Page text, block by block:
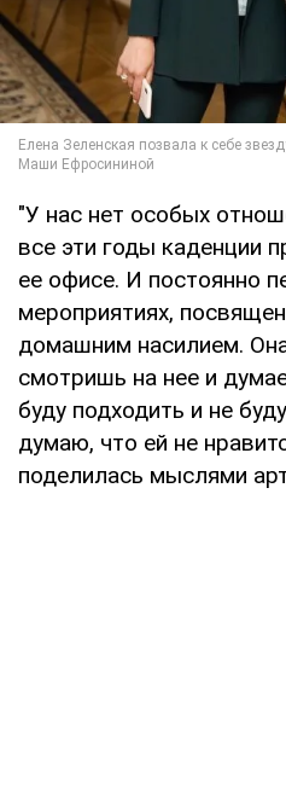
"У нас нет особых
все эти годы каденции
ее офисе. И постоянно
мероприятиях,
домашним насилием.
смотришь на нее и
буду подходить и не
думаю, что ей не
поделилась мыслями